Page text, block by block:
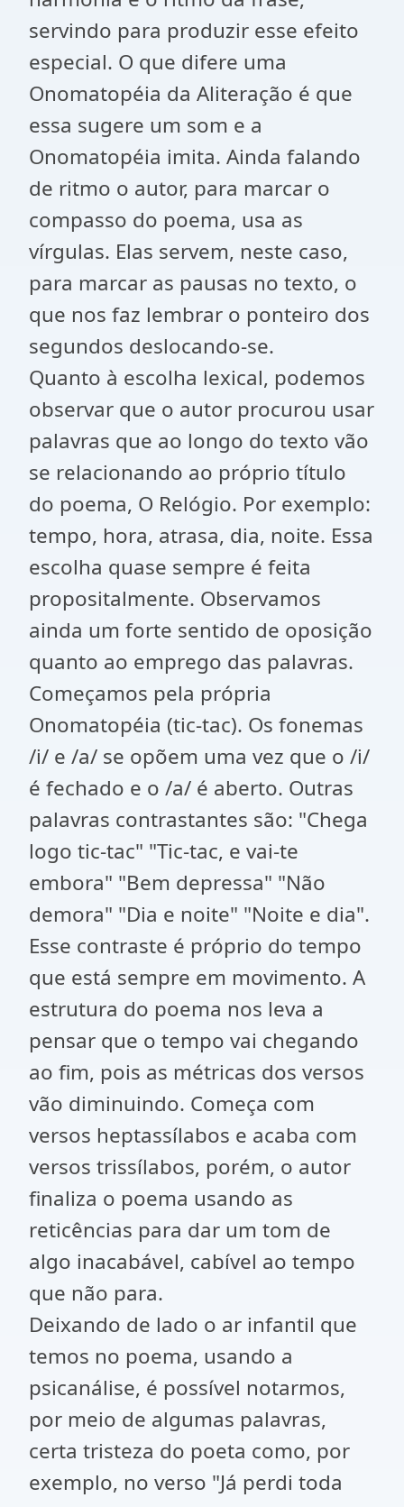
servindo para produzir esse efeito
especial. O que difere uma
Onomatopéia da Aliteração é que
essa sugere um som e a
Onomatopéia imita. Ainda falando
de ritmo o autor, para marcar o
compasso do poema, usa as
vírgulas. Elas servem, neste caso,
para marcar as pausas no texto, o
que nos faz lembrar o ponteiro dos
segundos deslocando-se.
Quanto à escolha lexical, podemos
observar que o autor procurou usar
palavras que ao longo do texto vão
se relacionando ao próprio título
do poema, O Relógio. Por exemplo:
tempo, hora, atrasa, dia, noite. Essa
escolha quase sempre é feita
propositalmente. Observamos
ainda um forte sentido de oposição
quanto ao emprego das palavras.
Começamos pela própria
Onomatopéia (tic-tac). Os fonemas
/i/ e /a/ se opõem uma vez que o /i/
é fechado e o /a/ é aberto. Outras
palavras contrastantes são: "Chega
logo tic-tac" "Tic-tac, e vai-te
embora" "Bem depressa" "Não
demora" "Dia e noite" "Noite e dia".
Esse contraste é próprio do tempo
que está sempre em movimento. A
estrutura do poema nos leva a
pensar que o tempo vai chegando
ao fim, pois as métricas dos versos
vão diminuindo. Começa com
versos heptassílabos e acaba com
versos trissílabos, porém, o autor
finaliza o poema usando as
reticências para dar um tom de
algo inacabável, cabível ao tempo
que não para.
Deixando de lado o ar infantil que
temos no poema, usando a
psicanálise, é possível notarmos,
por meio de algumas palavras,
certa tristeza do poeta como, por
exemplo, no verso "Já perdi toda